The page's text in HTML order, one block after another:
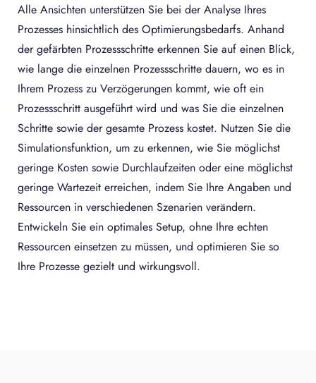
Alle Ansichten unterstützen Sie bei der Analyse Ihres
Prozesses hinsichtlich des Optimierungsbedarfs. Anhand
der gefärbten Prozessschritte erkennen Sie auf einen Blick,
wie lange die einzelnen Prozessschritte dauern, wo es in
Ihrem Prozess zu Verzögerungen kommt, wie oft ein
Prozessschritt ausgeführt wird und was Sie die einzelnen
Schritte sowie der gesamte Prozess kostet. Nutzen Sie die
Simulationsfunktion, um zu erkennen, wie Sie möglichst
geringe Kosten sowie Durchlaufzeiten oder eine möglichst
geringe Wartezeit erreichen, indem Sie Ihre Angaben und
Ressourcen in verschiedenen Szenarien verändern.
Entwickeln Sie ein optimales Setup, ohne Ihre echten
Ressourcen einsetzen zu müssen, und optimieren Sie so
Ihre Prozesse gezielt und wirkungsvoll.